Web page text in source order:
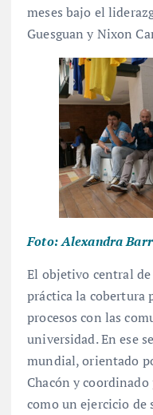
meses bajo el
Guesguan y Nixon
Foto: Alexandra
El objetivo central
práctica la cobertura
procesos con las
universidad. En ese
mundial, orientado
Chacón y
como un ejercicio de